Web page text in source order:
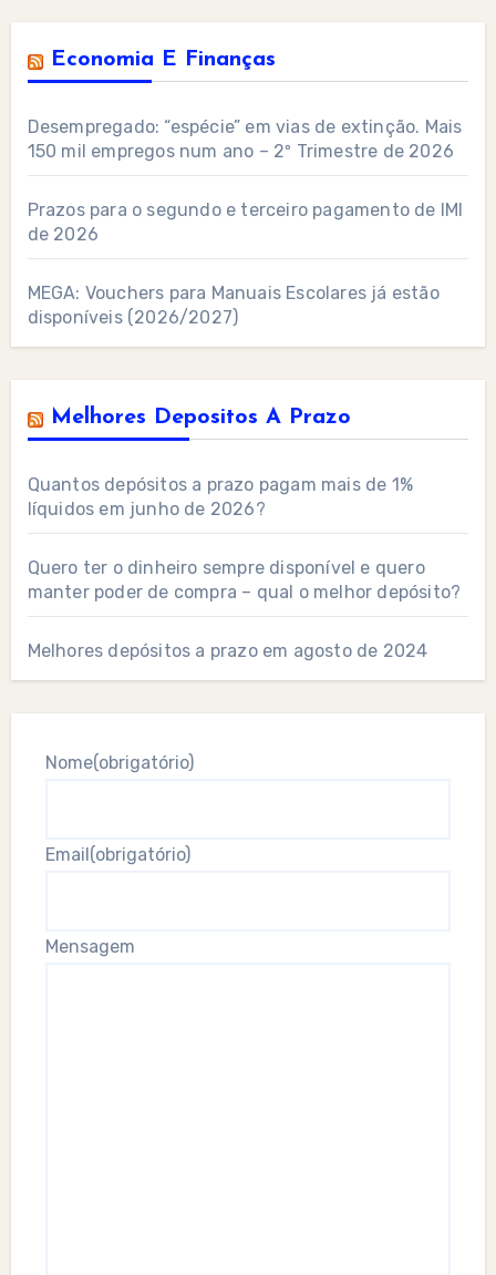
Economia E Finanças
Desempregado: “espécie” em vias de extinção. Mais
150 mil empregos num ano – 2º Trimestre de 2026
Prazos para o segundo e terceiro pagamento de IMI
de 2026
MEGA: Vouchers para Manuais Escolares já estão
disponíveis (2026/2027)
Melhores Depositos A Prazo
Quantos depósitos a prazo pagam mais de 1%
líquidos em junho de 2026?
Quero ter o dinheiro sempre disponível e quero
manter poder de compra – qual o melhor depósito?
Melhores depósitos a prazo em agosto de 2024
Nome(obrigatório)
Email (obrigatório)
Mensagem